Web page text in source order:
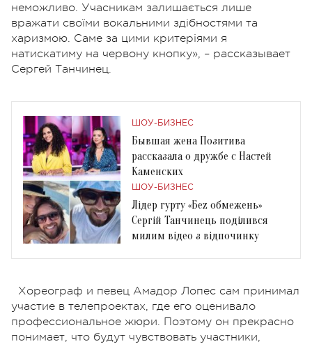
неможливо. Учасникам залишається лише
вражати своїми вокальними здібностями та
харизмою. Саме за цими критеріями я
натискатиму на червону кнопку», – рассказывает
Сергей Танчинец.
ШОУ-БИЗНЕС
Бывшая жена Позитива
рассказала о дружбе с Настей
Каменских
ШОУ-БИЗНЕС
Лідер гурту «Беz обмежень»
Сергій Танчинець поділився
милим відео з відпочинку
Хореограф и певец Амадор Лопес сам принимал
участие в телепроектах, где его оценивало
профессиональное жюри. Поэтому он прекрасно
понимает, что будут чувствовать участники,